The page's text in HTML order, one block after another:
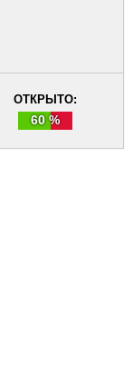
ОТКРЫТО:
60 %